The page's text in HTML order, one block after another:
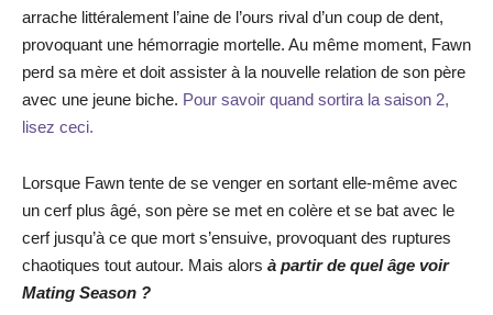
arrache littéralement l’aine de l’ours rival d’un coup de dent,
provoquant une hémorragie mortelle. Au même moment, Fawn
perd sa mère et doit assister à la nouvelle relation de son père
avec une jeune biche. Pour savoir quand sortira la saison 2,
lisez ceci.
Lorsque Fawn tente de se venger en sortant elle-même avec
un cerf plus âgé, son père se met en colère et se bat avec le
cerf jusqu’à ce que mort s’ensuive, provoquant des ruptures
chaotiques tout autour. Mais alors à partir de quel âge voir
Mating Season ?